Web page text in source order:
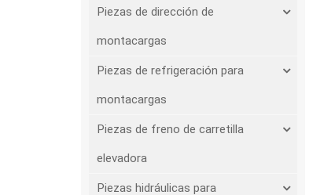
Piezas de dirección de
montacargas
Piezas de refrigeración para
montacargas
Piezas de freno de carretilla
elevadora
Piezas hidráulicas para